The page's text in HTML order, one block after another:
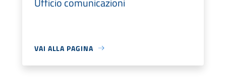
VAI ALLA PAGINA